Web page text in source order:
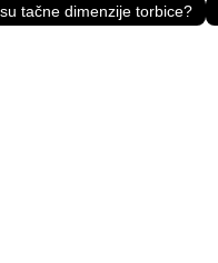
tačne dimenzije torbice?